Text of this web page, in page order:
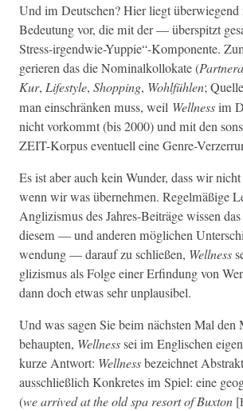
Und im Deutschen? Hier liegt
Bedeu­tung vor, die mit der — über­spitzt
Stress-irgendwie-Yuppie“-Komponente.
gerieren das die Nom­i­nalkol­lokate (
Kur, Lifestyle, Shop­ping, Wohlfühlen;
man ein­schränken muss, weil Well­nessim
nicht vorkommt (bis 2000) und mit den
ZEIT-Kor­pus eventuell eine Genre-
Es ist aber auch kein Wun­der, dass wir
wenn wir was übernehmen. Regelmäßige
Anglizis­mus des Jahres-Beiträge wis­sen
diesem — und anderen möglichen
wen­dung — darauf zu schließen, Well­ness
glizis­mus als Folge ein­er Erfind­ung von
dann doch etwas sehr unplausibel.
Und was sagen Sie beim näch­sten Mal den
behaupten, Well­nesssei im Englis­chen
kurze Antwort: Well­nessbeze­ich­net
auss­chließlich Konkretes im Spiel: eine
(we arrived at the old spa resort of Bux­ton [